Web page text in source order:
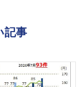
記事